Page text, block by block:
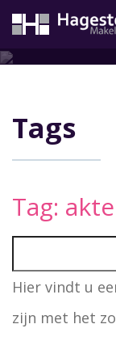
Tags
Tag: akte
Hier vindt u
zijn met het